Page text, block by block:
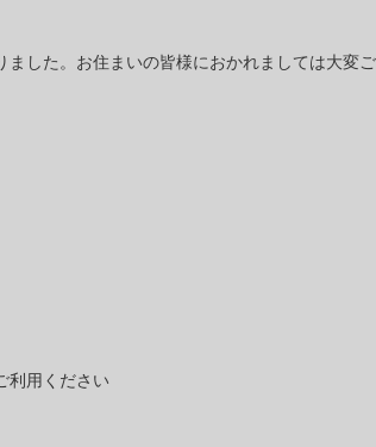
した。お住まいの皆様におかれましては大
利用ください